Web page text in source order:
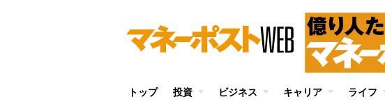
トップ 投資 ビジネス キャリア ライフ